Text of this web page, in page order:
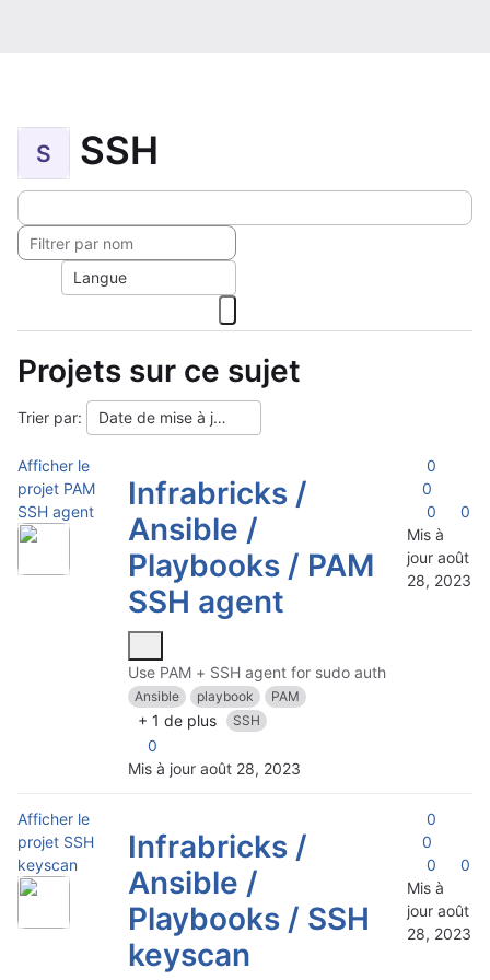
S SSH
Langue
Projets sur ce sujet
Trier par: Date de mise à jour
Afficher le
projet PAM
SSH agent
Infrabricks /
Ansible /
Playbooks / PAM
SSH agent
Use PAM + SSH agent for sudo auth
Ansible playbook PAM
+ 1 de plus SSH
0
Mis à jour août 28, 2023
0
0
0
0
Mis à
jour août
28, 2023
Afficher le
projet SSH
keyscan
Infrabricks /
Ansible /
Playbooks / SSH
keyscan
0
0
0
0
Mis à
jour août
28, 2023